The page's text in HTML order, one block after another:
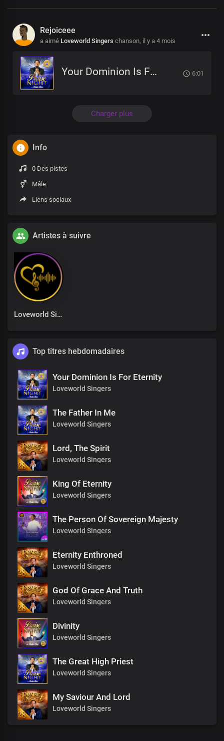
Rejoiceee
a aimé Loveworld Singers chanson, il y a 4 mois
Your Dominion Is For Eternity 6:01
Charger plus
Info
0 Des pistes
Mâle
Liens sociaux
Artistes à suivre
Loveworld Singers
Top titres hebdomadaires
Your Dominion Is For Eternity
Loveworld Singers
The Father In Me
Loveworld Singers
Lord, The Spirit
Loveworld Singers
King Of Eternity
Loveworld Singers
The Person Of Sovereign Majesty
Loveworld Singers
Eternity Enthroned
Loveworld Singers
God Of Grace And Truth
Loveworld Singers
Divinity
Loveworld Singers
The Great High Priest
Loveworld Singers
My Saviour And Lord
Loveworld Singers